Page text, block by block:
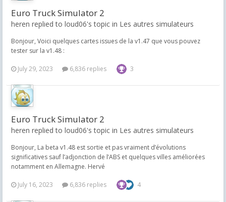
Euro Truck Simulator 2
heren replied to loud06's topic in Les autres simulateurs
Bonjour, Voici quelques cartes issues de la v1.47 que vous pouvez
tester sur la v1.48 :
July 29, 2023 6,836 replies 3
Euro Truck Simulator 2
heren replied to loud06's topic in Les autres simulateurs
Bonjour, La beta v1.48 est sortie et pas vraiment d’évolutions
significatives sauf l’adjonction de l’ABS et quelques villes améliorées
notamment en Allemagne. Hervé
July 16, 2023 6,836 replies 4